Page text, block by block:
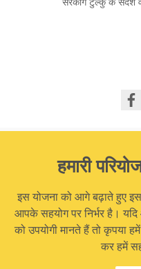
on
हमारी
इस योजना को आगे बढ़ाते हुए
आपके सहयोग पर निर्भर है। यदि
को उपयोगी मानते हैं तो कृपया
कर हमें